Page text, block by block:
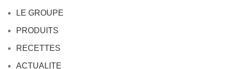
LE GROUPE
PRODUITS
RECETTES
ACTUALITE